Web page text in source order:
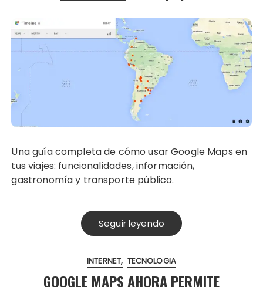
Una guía completa de cómo usar Google Maps en
tus viajes: funcionalidades, información,
gastronomía y transporte público.
Seguir leyendo
INTERNET TECNOLOGIA
GOOGLE MAPS AHORA PERMITE